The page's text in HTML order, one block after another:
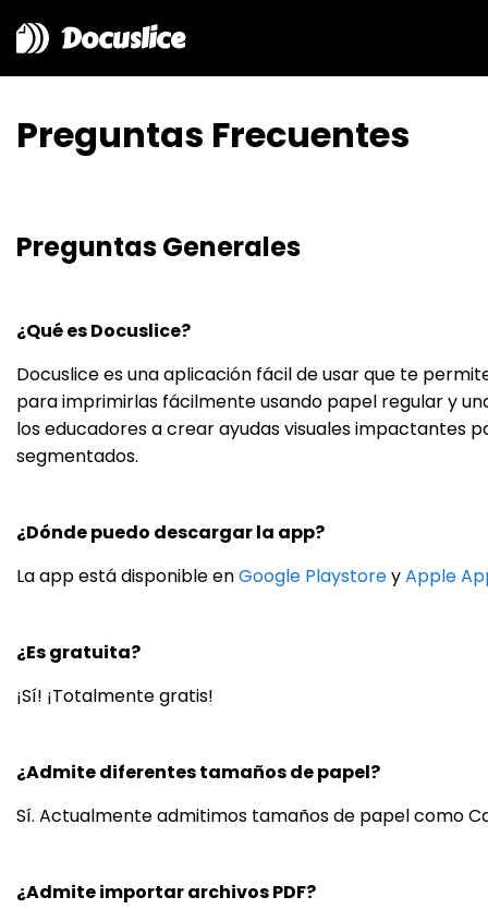
Docuslice
Preguntas Frecuentes
Preguntas Generales
¿Qué es Docuslice?
Docuslice es una aplicación fácil de usar que te
para imprimirlas fácilmente usando papel regular y
los educadores a crear ayudas visuales impactantes
segmentados.
¿Dónde puedo descargar la app?
La app está disponible enGoogle PlaystoreyApple
¿Es gratuita?
¡Sí! ¡Totalmente gratis!
¿Admite diferentes tamaños de papel?
Sí. Actualmente admitimos tamaños de papel como
¿Admite importar archivos PDF?